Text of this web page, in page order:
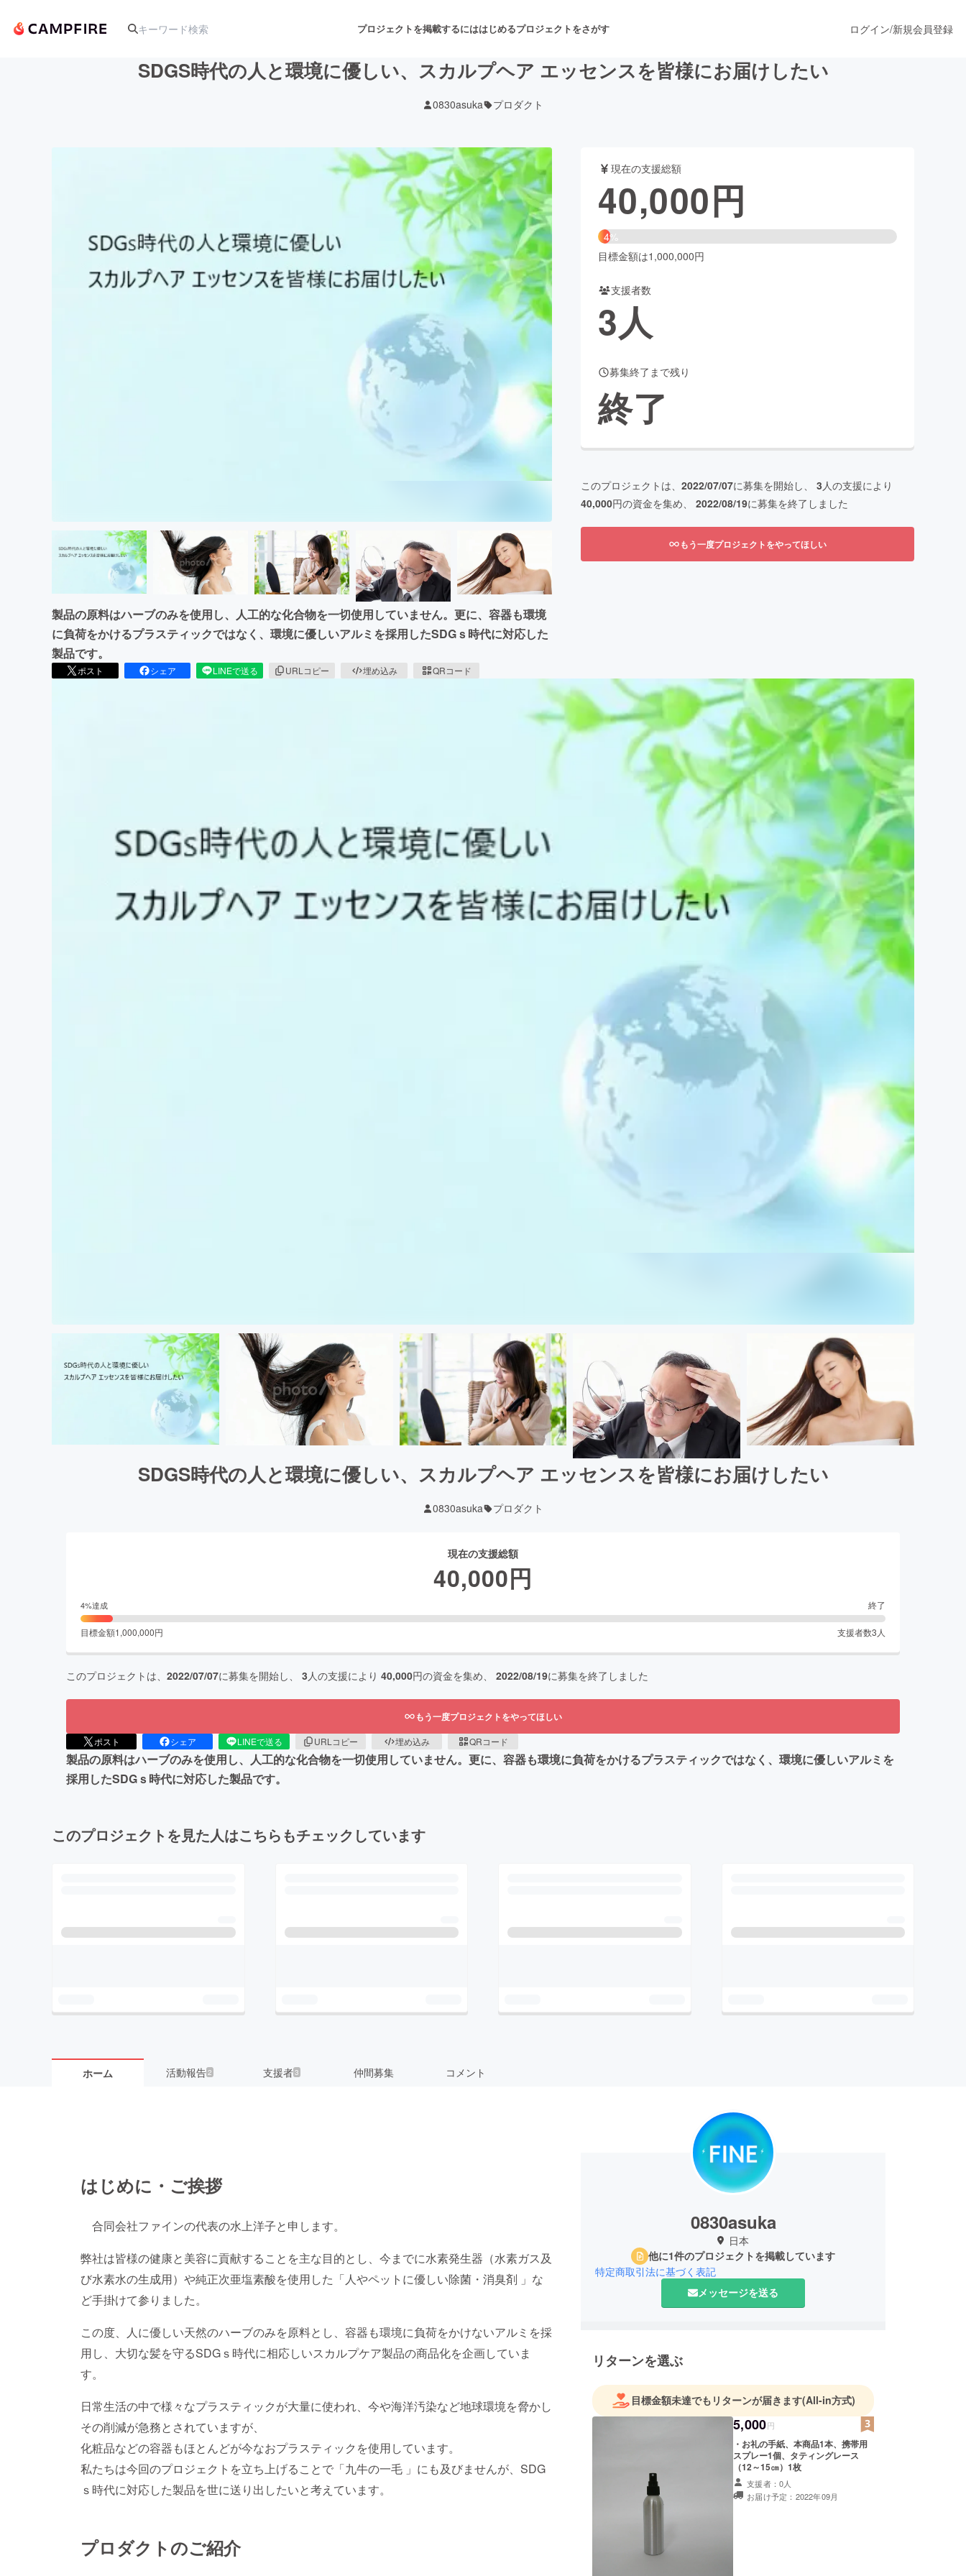
プロジェクトを掲載するにははじめるプロジェクトをさがす
音楽 舞台・パフォーマンス
ゲーム・サービス開発 フード・飲食店 ファッション
映像・映画 アニメ・漫画
ビューティー・ヘルスケア
CAMPFIRE for Social Good
CAMPFIRE Creation
CAMPFIREふるさと納税
machi-yaコミュニティ
ログイン/新規会員登録
SDGS時代の人と環境に優しい、スカルプヘア エッセンスを皆様にお届けしたい
0830asuka プロダクト
製品の原料はハーブのみを使用し、人工的な化合物を一切使用していません。更に、容器も環境
に負荷をかけるプラスティックではなく、環境に優しいアルミを採用したSDGｓ時代に対応した
製品です。
ポスト シェア LINEで送る URLコピー 埋め込み QRコード
現在の支援総額
40,000円
4%
目標金額は1,000,000円
支援者数
3人
募集終了まで残り
終了
このプロジェクトは、 2022/07/07に募集を開始し、 3人の支援により
40,000円の資金を集め、 2022/08/19に募集を終了しました
もう一度プロジェクトをやってほしい
SDGS時代の人と環境に優しい、スカルプヘア エッセンスを皆様にお届けしたい
0830asuka プロダクト
現在の支援総額
40,000円
4%達成 終了
目標金額1,000,000円 支援者数3 人
このプロジェクトは、 2022/07/07に募集を開始し、 3人の支援により 40,000円の資金を集め、 2022/08/19に募集を終了しました
もう一度プロジェクトをやってほしい
ポスト シェア LINEで送る URLコピー 埋め込み QRコード
製品の原料はハーブのみを使用し、人工的な化合物を一切使用していません。更に、容器も環境に負荷をかけるプラスティックではなく、環境に優しいアルミを
採用したSDGｓ時代に対応した製品です。
このプロジェクトを見た人はこちらもチェックしています
ホーム 活動報告2 支援者3 仲間募集 コメント
はじめに・ご挨拶
合同会社ファインの代表の水上洋子と申します。
弊社は皆様の健康と美容に貢献することを主な目的とし、今までに水素発生器（水素ガス及
び水素水の生成用）や純正次亜塩素酸を使用した「人やペットに優しい除菌・消臭剤 」な
ど手掛けて参りました。
この度、人に優しい天然のハーブのみを原料とし、容器も環境に負荷をかけないアルミを採
用し、大切な髪を守るSDGｓ時代に相応しいスカルプケア製品の商品化を企画していま
す。
日常生活の中で様々なプラスティックが大量に使われ、今や海洋汚染など地球環境を脅かし
その削減が急務とされていますが、
化粧品などの容器もほとんどが今なおプラスティックを使用しています。
私たちは今回のプロジェクトを立ち上げることで「九牛の一毛 」にも及びませんが、SDG
ｓ時代に対応した製品を世に送り出したいと考えています。
プロダクトのご紹介
0830asuka
日本
他に1件のプロジェクトを掲載しています
特定商取引法に基づく表記
メッセージを送る
リターンを選ぶ
目標金額未達でもリターンが届きます(All-in方式)
5,000円
・お礼の手紙、本商品1本、携帯用
スプレー1個、タティングレース
（12～15㎝）1枚
支援者：0人
お届け予定：2022年09月